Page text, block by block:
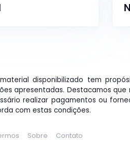
disponibilizado tem
apresentadas. Destacamos
realizar pagamentos ou
com estas condições.
Sobre Contato